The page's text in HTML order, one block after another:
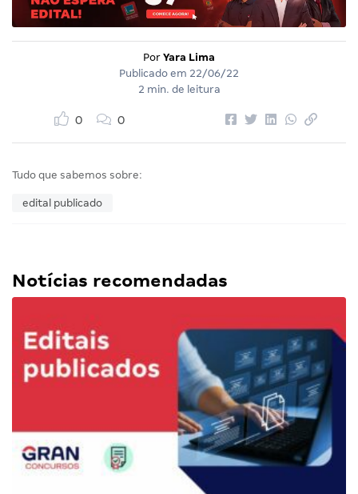
Por Yara Lima
Publicado em 22/06/22
2 min. de leitura
0 0
Tudo que sabemos sobre:
edital publicado
Notícias recomendadas